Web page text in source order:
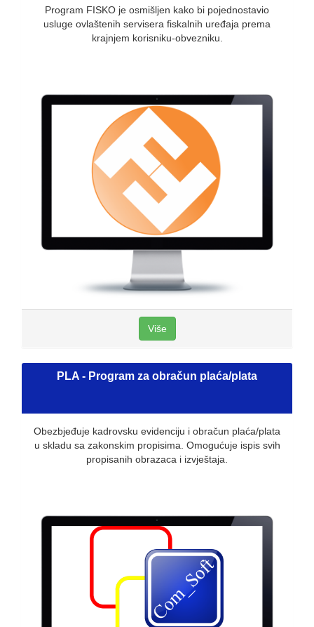
Program FISKO je osmišljen kako bi pojednostavio
usluge ovlaštenih servisera fiskalnih uređaja prema
krajnjem korisniku-obvezniku.
Više
PLA - Program za obračun plaća/plata
Obezbjeđuje kadrovsku evidenciju i obračun plaća/plata
u skladu sa zakonskim propisima. Omogućuje ispis svih
propisanih obrazaca i izvještaja.